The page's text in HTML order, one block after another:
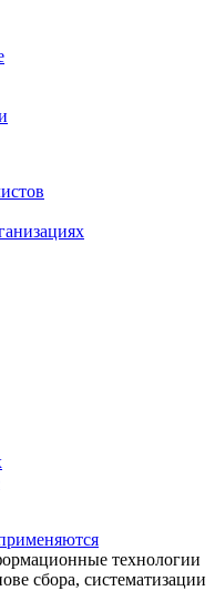
технологии
сбора, систематизации